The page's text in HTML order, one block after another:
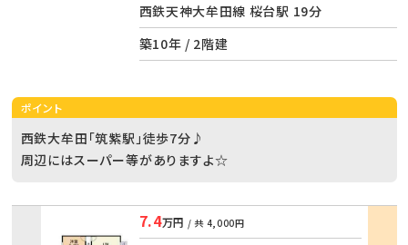
西鉄天神大牟田線 桜台駅 19分
築10年 / 2階建
ポイント
西鉄大牟田「筑紫駅」徒歩7分♪
周辺にはスーパー等がありますよ☆
7.4万円 / 共 4,000円